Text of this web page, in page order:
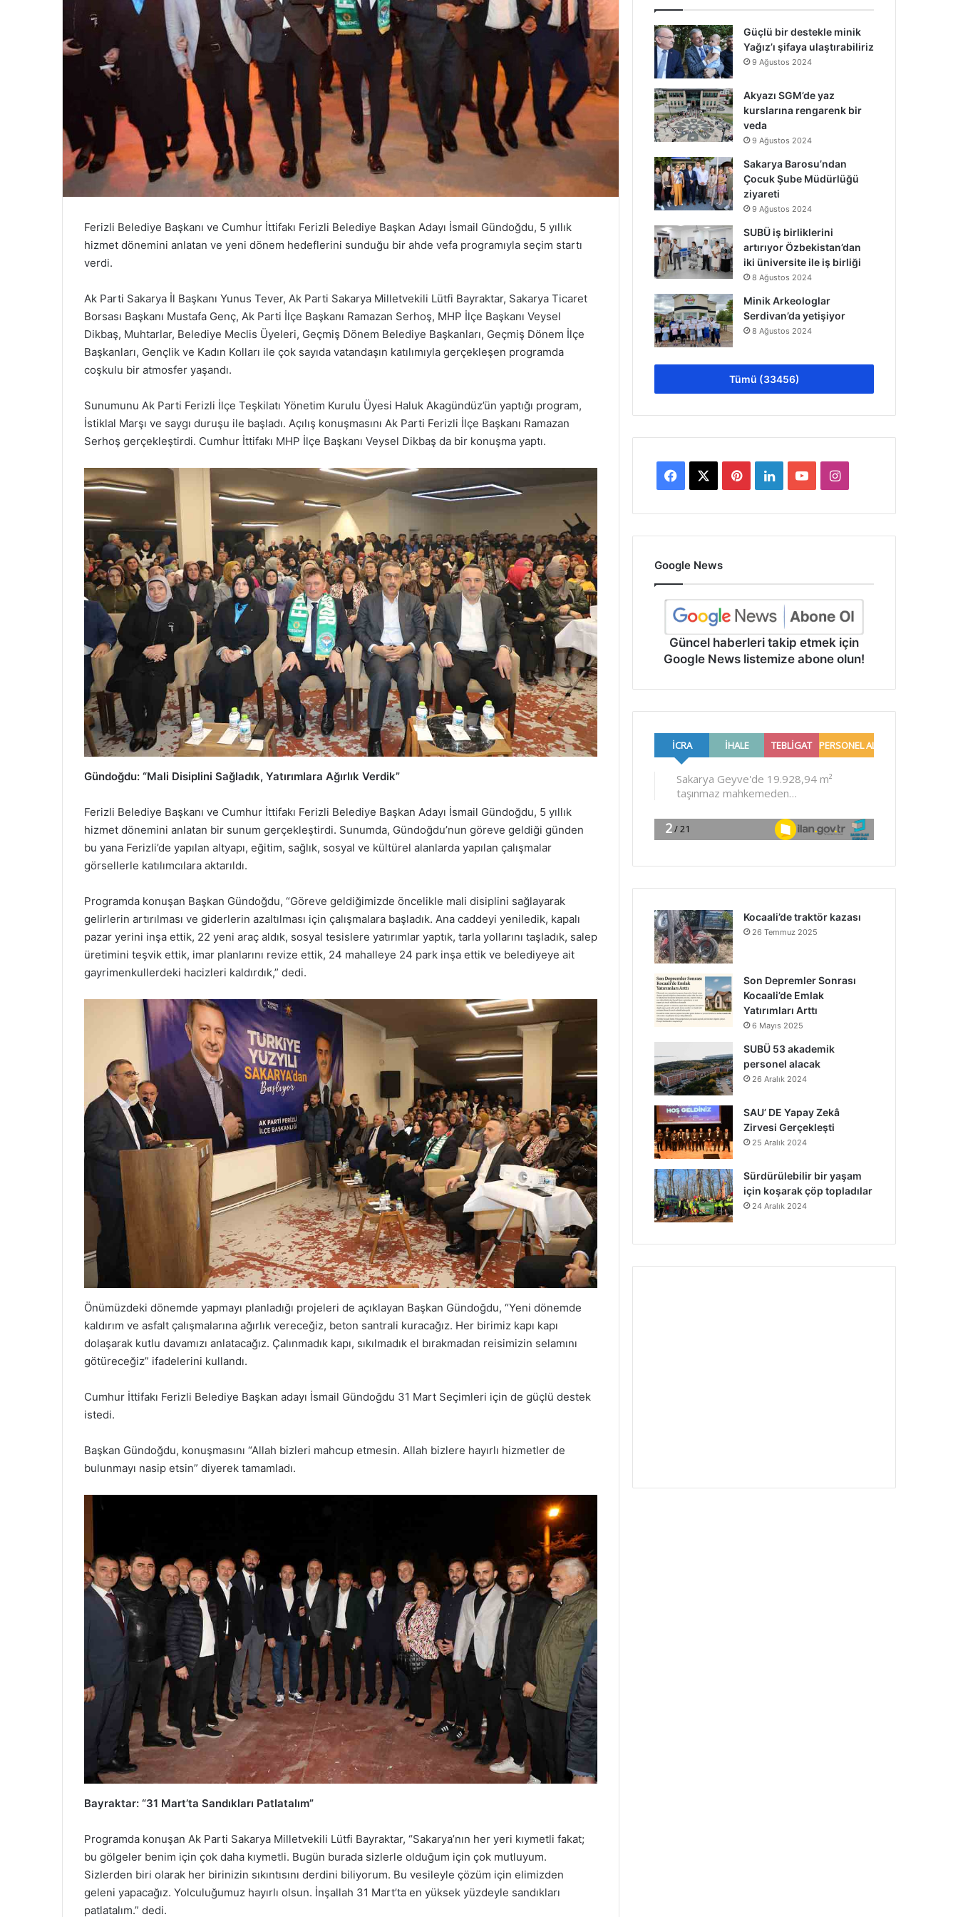
Ferizli Belediye Başkanı ve Cumhur İttifakı Ferizli Belediye Başkan Adayı İsmail Gündoğdu, 5 yıllık
hizmet dönemini anlatan ve yeni dönem hedeflerini sunduğu bir ahde vefa programıyla seçim startı
verdi.
Ak Parti Sakarya İl Başkanı Yunus Tever, Ak Parti Sakarya Milletvekili Lütfi Bayraktar, Sakarya Ticaret
Borsası Başkanı Mustafa Genç, Ak Parti İlçe Başkanı Ramazan Serhoş, MHP İlçe Başkanı Veysel
Dikbaş, Muhtarlar, Belediye Meclis Üyeleri, Geçmiş Dönem Belediye Başkanları, Geçmiş Dönem İlçe
Başkanları, Gençlik ve Kadın Kolları ile çok sayıda vatandaşın katılımıyla gerçekleşen programda
coşkulu bir atmosfer yaşandı.
Sunumunu Ak Parti Ferizli İlçe Teşkilatı Yönetim Kurulu Üyesi Haluk Akagündüz’ün yaptığı program,
İstiklal Marşı ve saygı duruşu ile başladı. Açılış konuşmasını Ak Parti Ferizli İlçe Başkanı Ramazan
Serhoş gerçekleştirdi. Cumhur İttifakı MHP İlçe Başkanı Veysel Dikbaş da bir konuşma yaptı.
Gündoğdu: “Mali Disiplini Sağladık, Yatırımlara Ağırlık Verdik”
Ferizli Belediye Başkanı ve Cumhur İttifakı Ferizli Belediye Başkan Adayı İsmail Gündoğdu, 5 yıllık
hizmet dönemini anlatan bir sunum gerçekleştirdi. Sunumda, Gündoğdu’nun göreve geldiği günden
bu yana Ferizli’de yapılan altyapı, eğitim, sağlık, sosyal ve kültürel alanlarda yapılan çalışmalar
görsellerle katılımcılara aktarıldı.
Programda konuşan Başkan Gündoğdu, “Göreve geldiğimizde öncelikle mali disiplini sağlayarak
gelirlerin artırılması ve giderlerin azaltılması için çalışmalara başladık. Ana caddeyi yeniledik, kapalı
pazar yerini inşa ettik, 22 yeni araç aldık, sosyal tesislere yatırımlar yaptık, tarla yollarını taşladık, salep
üretimini teşvik ettik, imar planlarını revize ettik, 24 mahalleye 24 park inşa ettik ve belediyeye ait
gayrimenkullerdeki hacizleri kaldırdık,” dedi.
Önümüzdeki dönemde yapmayı planladığı projeleri de açıklayan Başkan Gündoğdu, “Yeni dönemde
kaldırım ve asfalt çalışmalarına ağırlık vereceğiz, beton santrali kuracağız. Her birimiz kapı kapı
dolaşarak kutlu davamızı anlatacağız. Çalınmadık kapı, sıkılmadık el bırakmadan reisimizin selamını
götüreceğiz” ifadelerini kullandı.
Cumhur İttifakı Ferizli Belediye Başkan adayı İsmail Gündoğdu 31 Mart Seçimleri için de güçlü destek
istedi.
Başkan Gündoğdu, konuşmasını “Allah bizleri mahcup etmesin. Allah bizlere hayırlı hizmetler de
bulunmayı nasip etsin” diyerek tamamladı.
Bayraktar: “31 Mart’ta Sandıkları Patlatalım”
Programda konuşan Ak Parti Sakarya Milletvekili Lütfi Bayraktar, “Sakarya’nın her yeri kıymetli fakat;
bu gölgeler benim için çok daha kıymetli. Bugün burada sizlerle olduğum için çok mutluyum.
Sizlerden biri olarak her birinizin sıkıntısını derdini biliyorum. Bu vesileyle çözüm için elimizden
geleni yapacağız. Yolculuğumuz hayırlı olsun. İnşallah 31 Mart’ta en yüksek yüzdeyle sandıkları
patlatalım.” dedi.
Güçlü bir destekle minik
Yağız’ı şifaya ulaştırabiliriz
9 Ağustos 2024
Akyazı SGM’de yaz
kurslarına rengarenk bir
veda
9 Ağustos 2024
Sakarya Barosu’ndan
Çocuk Şube Müdürlüğü
ziyareti
9 Ağustos 2024
SUBÜ iş birliklerini
artırıyor Özbekistan’dan
iki üniversite ile iş birliği
8 Ağustos 2024
Minik Arkeologlar
Serdivan’da yetişiyor
8 Ağustos 2024
Tümü (33456)
Facebook PinterestLinkedInYouTubeInstagram
Google News
Güncel haberleri takip etmek için
Google News listemize abone olun!
Kocaali’de traktör kazası
26 Temmuz 2025
Son Depremler Sonrası
Kocaali’de Emlak
Yatırımları Arttı
6 Mayıs 2025
SUBÜ 53 akademik
personel alacak
26 Aralık 2024
SAU’ DE Yapay Zekâ
Zirvesi Gerçekleşti
25 Aralık 2024
Sürdürülebilir bir yaşam
için koşarak çöp topladılar
24 Aralık 2024